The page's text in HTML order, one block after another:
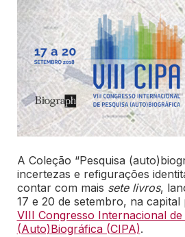
A Coleção “Pesquisa
incertezas e refigurações
contar com mais sete livros,
17 e 20 de setembro, na
VIII Congresso Internacional de
(Auto)Biográfica (CIPA).